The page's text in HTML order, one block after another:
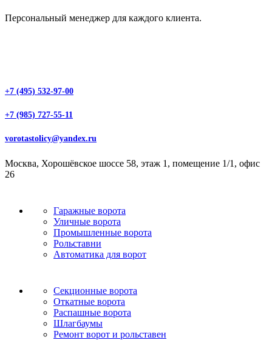
Персональный менеджер для каждого клиента.
+7 (495) 532-97-00
+7 (985) 727-55-11
vorotastolicy@yandex.ru
Москва, Хорошёвское шоссе 58, этаж 1, помещение 1/1, офис
26
Гаражные ворота
Уличные ворота
Промышленные ворота
Рольставни
Автоматика для ворот
Секционные ворота
Откатные ворота
Распашные ворота
Шлагбаумы
Ремонт ворот и рольставен